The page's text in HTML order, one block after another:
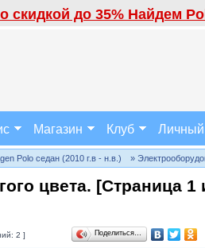
скидкой до 35% Найдем
Магазин Клуб
Polo седан (2010 г.в - н.в.) »
цвета. [Страница 1
2 ] Поделиться…